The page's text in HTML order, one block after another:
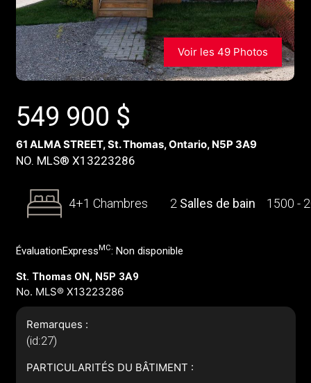
Voir les 49 Photos
549 900 $
61 ALMA STREET, St. Thomas, Ontario, N5P 3A9
NO. MLS® X13223286
4+1 Chambres 2 Salles de bain 1500 -
ÉvaluationExpress MC: Non disponible
St. Thomas ON, N5P 3A9
No. MLS® X13223286
Remarques :
(id:27)
PARTICULARITÉS DU BÂTIMENT :